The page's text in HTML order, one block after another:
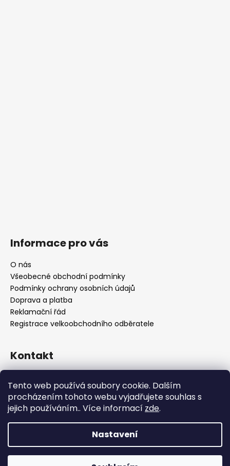
Tento web používá soubory cookie. Dalším
procházením tohoto webu vyjadřujete souhlas s
jejich používáním.. Více informací zde.
Nastavení
Informace pro vás
O nás
Všeobecné obchodní podmínky
Podmínky ochrany osobních údajů
Doprava a platba
Reklamační řád
Registrace velkoobchodního odběratele
Kontakt
+420222744000
Copyright 2026Platinum Nails Technology. Všechna